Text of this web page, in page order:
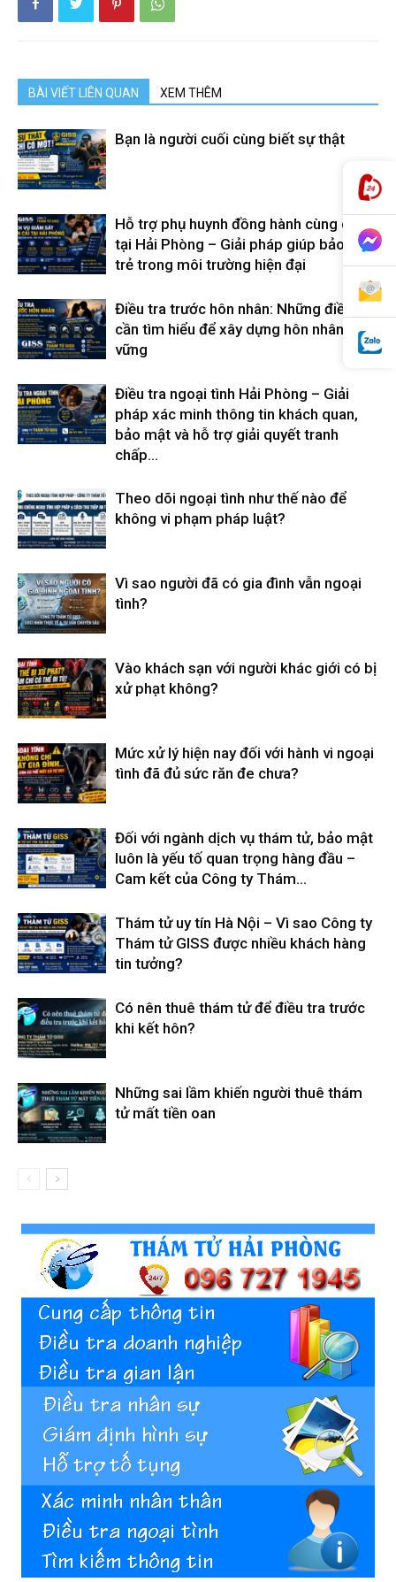
cong
tham
Giss
BÀI VIẾT LIÊN QUAN XEM THÊM
Bạn là người cuối cùng biết sự thật
Hỗ trợ phụ huynh đồng hành cùng con
tại Hải Phòng – Giải pháp giúp bảo vệ
trẻ trong môi trường hiện đại
Điều tra trước hôn nhân: Những điều
cần tìm hiểu để xây dựng hôn nhân bền
vững
Điều tra ngoại tình Hải Phòng – Giải
pháp xác minh thông tin khách quan,
bảo mật và hỗ trợ giải quyết tranh
chấp...
Theo dõi ngoại tình như thế nào để
không vi phạm pháp luật?
Vì sao người đã có gia đình vẫn ngoại
tình?
Vào khách sạn với người khác giới có bị
xử phạt không?
Mức xử lý hiện nay đối với hành vi ngoại
tình đã đủ sức răn đe chưa?
Đối với ngành dịch vụ thám tử, bảo mật
luôn là yếu tố quan trọng hàng đầu –
Cam kết của Công ty Thám...
Thám tử uy tín Hà Nội – Vì sao Công ty
Thám tử GISS được nhiều khách hàng
tin tưởng?
Có nên thuê thám tử để điều tra trước
khi kết hôn?
Những sai lầm khiến người thuê thám
tử mất tiền oan